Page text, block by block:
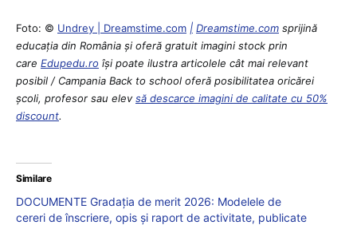
Foto: © Undrey | Dreamstime.com | Dreamstime.com sprijină
educaţia din România şi oferă gratuit imagini stock prin
care Edupedu.ro îşi poate ilustra articolele cât mai relevant
posibil / Campania Back to school oferă posibilitatea oricărei
școli, profesor sau elevsă descarce imagini de calitate cu 50%
discount.
Similare
DOCUMENTE Gradația de merit 2026: Modelele de
cereri de înscriere, opis și raport de activitate, publicate